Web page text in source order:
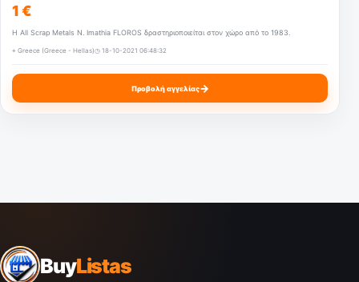
1 €
Η All Scrap Metals N. Imathia FLOROS δραστηριοποιείται στον χώρο από το 1983.
⌖ Greece (Greece - Hellas)◷ 18-10-2021 06:48:32
Προβολή αγγελίας→
BuyListas